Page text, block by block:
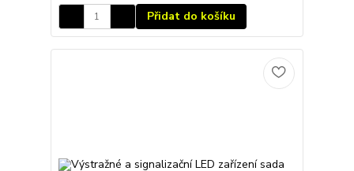
Přidat do košíku